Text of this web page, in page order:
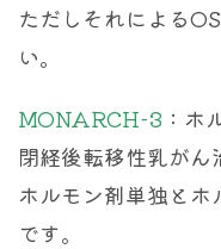
ただしそれによる
い。
MONARCH-3 ：ホ
閉経後転移性乳がん
ホルモン剤単独とホ
です。